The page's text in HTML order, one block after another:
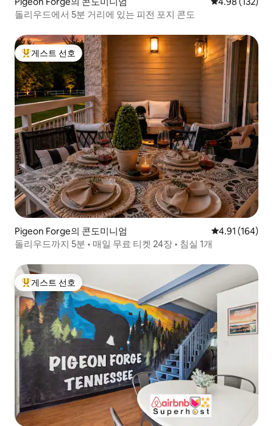
돌리우드에서 5분 거리에 있는 피전 포지 콘도
상위 게스트 선호
게스트 선호
Pigeon Forge의 콘도미니엄 평점 4.91점(5
4.91 (164)
돌리우드까지 5분 • 매일 무료 티켓 24장 • 침실 1개
상위 게스트 선호
게스트 선호